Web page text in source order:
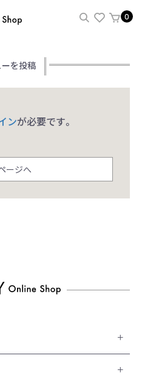
0
を投稿
ンが必要です。
ージへ